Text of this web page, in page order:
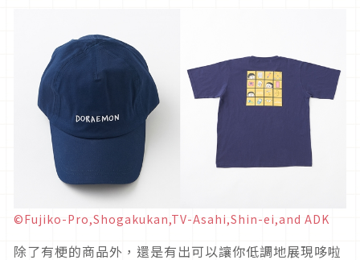
©Fujiko-Pro,Shogakukan,TV-Asahi,Shin-ei,and ADK
除了有梗的商品外，還是有出可以讓你低調地展現哆啦